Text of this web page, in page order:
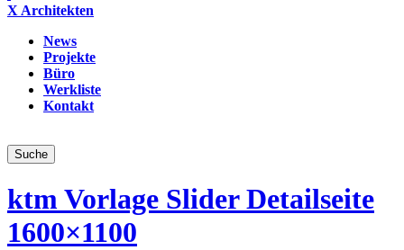
X Architekten
News
Projekte
Büro
Werkliste
Kontakt
ktm Vorlage Slider Detailseite
1600×1100